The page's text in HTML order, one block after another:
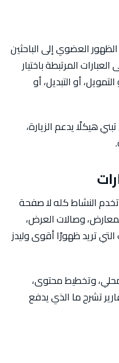
العضوي إلى الباحثين
المرتبطة باختيار
أو التبديل، أو
هيكلًا يدعم الزيارة،
النشاط كله لا صفحة
وصالات العرض،
تريد ظهورًا أقوى وليدز
وتخطيط محتوى،
تشرح ما الذي يدفع